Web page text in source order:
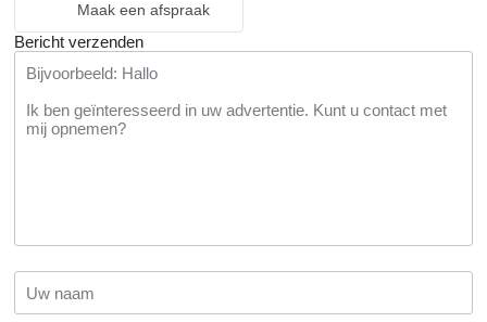
Maak een afspraak
Bericht verzenden